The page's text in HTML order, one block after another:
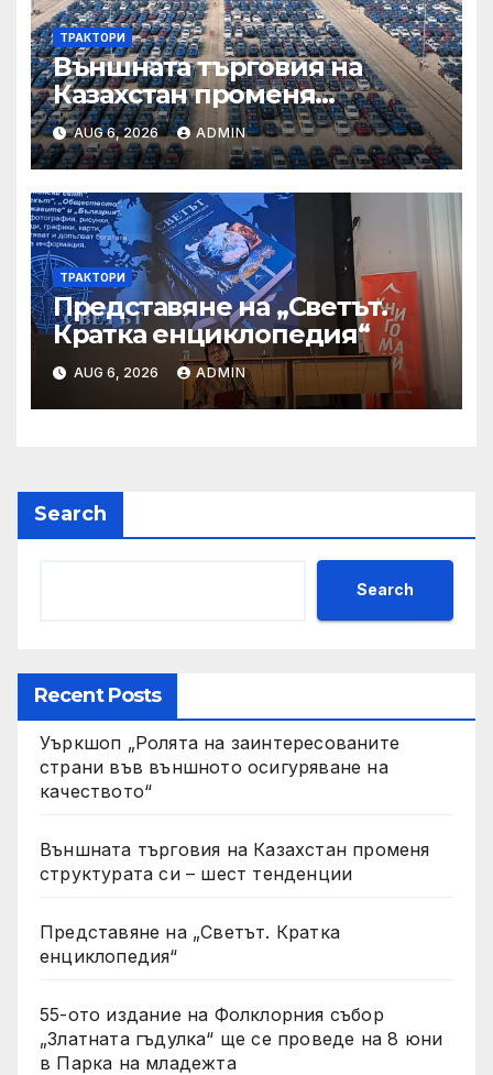
ТРАКТОРИ
Външната търговия на
Казахстан променя
структурата си – шест
тенденции
AUG 6, 2026 ADMIN
ТРАКТОРИ
Представяне на „Светът.
Кратка енциклопедия“
AUG 6, 2026 ADMIN
Search
Search
Recent Posts
Уъркшоп „Ролята на заинтересованите
страни във външното осигуряване на
качеството“
Външната търговия на Казахстан променя
структурата си – шест тенденции
Представяне на „Светът. Кратка
енциклопедия“
55-ото издание на Фолклорния събор
„Златната гъдулка“ ще се проведе на 8 юни
в Парка на младежта